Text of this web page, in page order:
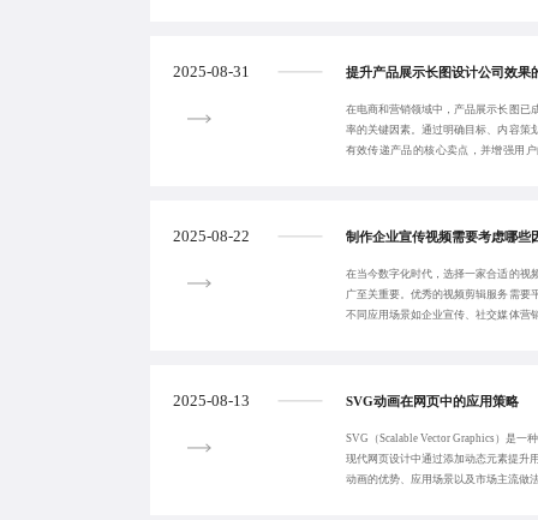
2025-08-31 提升产品展示长图设计公司效果
在电商和营销领域中，产品展示长图已
率的关键因素。通过明确目标、内容策
有效传递产品的核心卖点，并增强用
2025-08-22 制作企业宣传视频需要考虑哪些
在当今数字化时代，选择一家合适的视
广至关重要。优秀的视频剪辑服务需要
不同应用场景如企业宣传、社交媒体营
2025-08-13 SVG动画在网页中的应用策略
SVG（Scalable Vector Graphics）是一
现代网页设计中通过添加动态元素提升
动画的优势、应用场景以及市场主流做